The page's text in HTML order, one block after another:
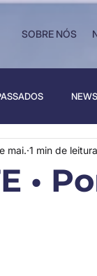
SOBRE NÓS
•
mai. 1 min de leitura